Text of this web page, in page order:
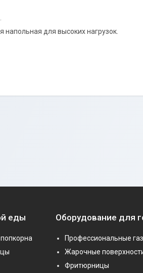
для высоких нагрузок.
еды Оборудование для
Профессиональные
Жарочные
Фритюрницы